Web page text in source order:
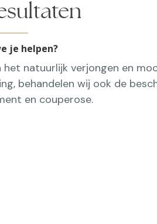
je helpen?
het natuurlijk verjongen en
behandelen wij ook de
en couperose.